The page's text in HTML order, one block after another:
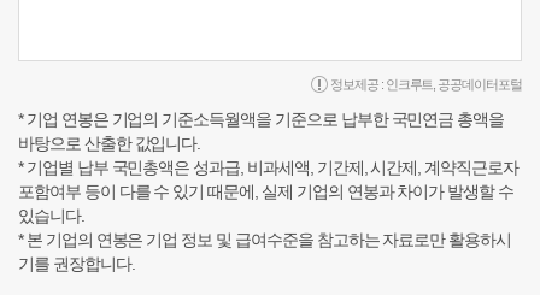
정보제공 : 인크루트 공공데이터포털
* 기업 연봉은 기업의 기준소득월액을 기준으로 납부한 국민연금 총액을
바탕으로 산출한 값입니다.
* 기업별 납부 국민총액은 성과급, 비과세액, 기간제, 시간제, 계약직근로자
포함여부 등이 다를 수 있기 때문에, 실제 기업의 연봉과 차이가 발생할 수
있습니다.
* 본 기업의 연봉은 기업 정보 및 급여수준을 참고하는 자료로만 활용하시
기를 권장합니다.